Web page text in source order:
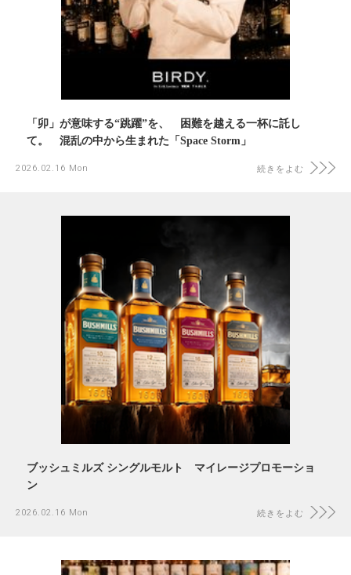
「卯」が意味する“跳躍”を、 困難を越える一杯に託し
て。 混乱の中から生まれた「Space Storm」
2026.02.16 Mon 続きをよむ
ブッシュミルズ シングルモルト マイレージプロモーショ
ン
2026.02.16 Mon 続きをよむ